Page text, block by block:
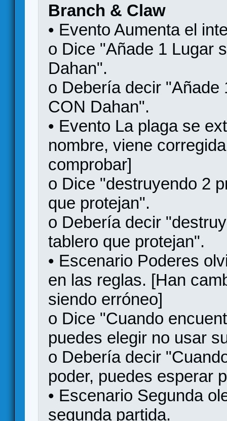
Branch & Claw
• Evento Aumenta el
o Dice "Añade 1 Lugar
Dahan".
o Debería decir "Añade
CON Dahan".
• Evento La plaga se
nombre, viene
comprobar]
o Dice "destruyendo 2
que protejan".
o Debería decir
tablero que protejan".
• Escenario Poderes
en las reglas. [Han
siendo erróneo]
o Dice "Cuando
puedes elegir no usar
o Debería decir
poder, puedes esperar
• Escenario Segunda
segunda partida.